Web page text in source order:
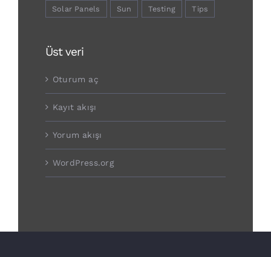
Solar Panels Sun Testing Tips
Üst veri
Oturum aç
Kayıt akışı
Yorum akışı
WordPress.org